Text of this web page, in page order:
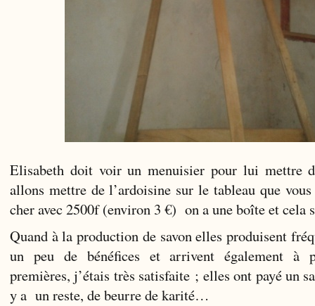
Elisabeth doit voir un menuisier pour lui mettre
allons mettre de l’ardoisine sur le tableau que vous
cher avec 2500f (environ 3 €) on a une boîte et cela
Quand à la production de savon elles produisent
un peu de bénéfices et arrivent également à
premières, j’étais très satisfaite ; elles ont payé un
y a un reste, de beurre de karité…